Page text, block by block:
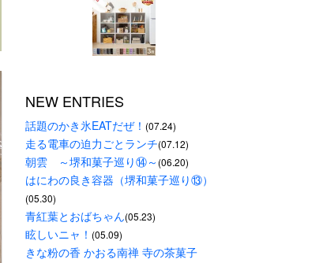
NEW ENTRIES
話題のかき氷EATだぜ！ (07.24)
走る電車の迫力ごとランチ(07.12)
朝雲　～堺和菓子巡り⑭～(06.20)
はにわの良き容器（堺和菓子巡り⑬）
(05.30)
青紅葉とおばちゃん(05.23)
眩しいニャ！ (05.09)
きな粉の香 かおる南禅 寺の茶菓子